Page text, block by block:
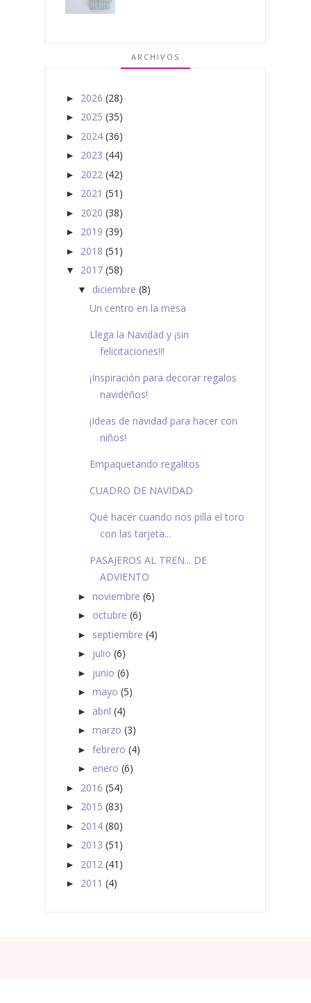
ARCHIVOS
► 2026 (28)
► 2025 (35)
► 2024 (36)
► 2023 (44)
► 2022 (42)
► 2021 (51)
► 2020 (38)
► 2019 (39)
► 2018 (51)
▼ 2017 (58)
▼ diciembre (8)
Un centro en la mesa
Llega la Navidad y ¡sin
felicitaciones!!!
¡Inspiración para decorar regalos
navideños!
¡Ideas de navidad para hacer con
niños!
Empaquetando regalitos
CUADRO DE NAVIDAD
Qué hacer cuando nos pilla el toro
con las tarjeta...
PASAJEROS AL TREN... DE
ADVIENTO
► noviembre (6)
► octubre (6)
► septiembre (4)
► julio (6)
► junio (6)
► mayo (5)
► abril (4)
► marzo (3)
► febrero (4)
► enero (6)
► 2016 (54)
► 2015 (83)
► 2014 (80)
► 2013 (51)
► 2012 (41)
► 2011 (4)